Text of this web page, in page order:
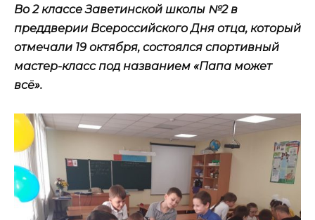
Во 2 классе Заветинской школы №2 в
преддверии Всероссийского Дня отца, который
отмечали 19 октября, состоялся спортивный
мастер-класс под названием «Папа может
всё».